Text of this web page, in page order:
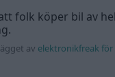
folk köper bil av
av elektronikfreak